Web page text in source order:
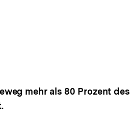
mehr als 80 Prozent des